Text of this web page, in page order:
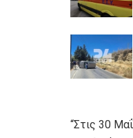
“Στις 30